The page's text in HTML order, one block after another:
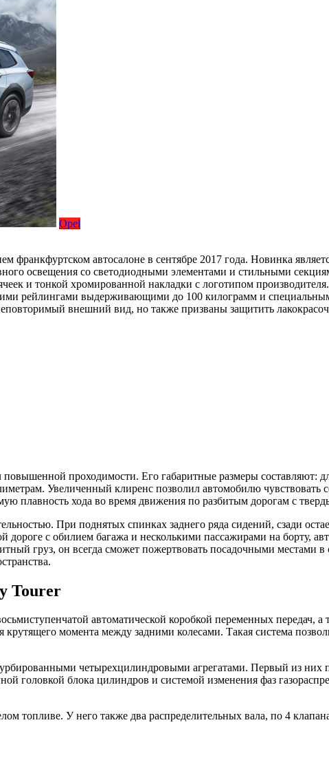
Opel
франкфуртском автосалоне в сентябре 2017 года. Новинка
освещения со светодиодными элементами и стильными
и тонкой хромированной накладки с логотипом
рейлингами выдерживающими до 100 килограмм и
внешний вид, но также призваны защитить
проходимости. Его габаритные размеры
Увеличенный клиренс позволил автомобилю
плавность хода во время движения по разбитым дорогам с
При поднятых спинках заднего ряда сидений, сзади
дороге с обилием багажа и несколькими пассажирами на борту,
груз, он всегда сможет пожертвовать посадочными
Tourer
автоматической коробкой переменных
момента между задними колесами. Такая система
четырехцилиндровыми агрегатами. Первый из них
головкой блока цилиндров и системой изменения фаз
топливе. У него также два распределительных вала, по 4